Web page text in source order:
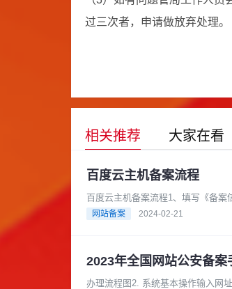
过三次者，申请做放弃处理。
相关推荐 大家在看
百度云主机备案流程
百度云主机备案流程1、填写《备
APP，点击下载《百度智能云
网站备案 2024-02-21
2023年全国网站公安备案
办理流程图2. 系统基本操作输入网